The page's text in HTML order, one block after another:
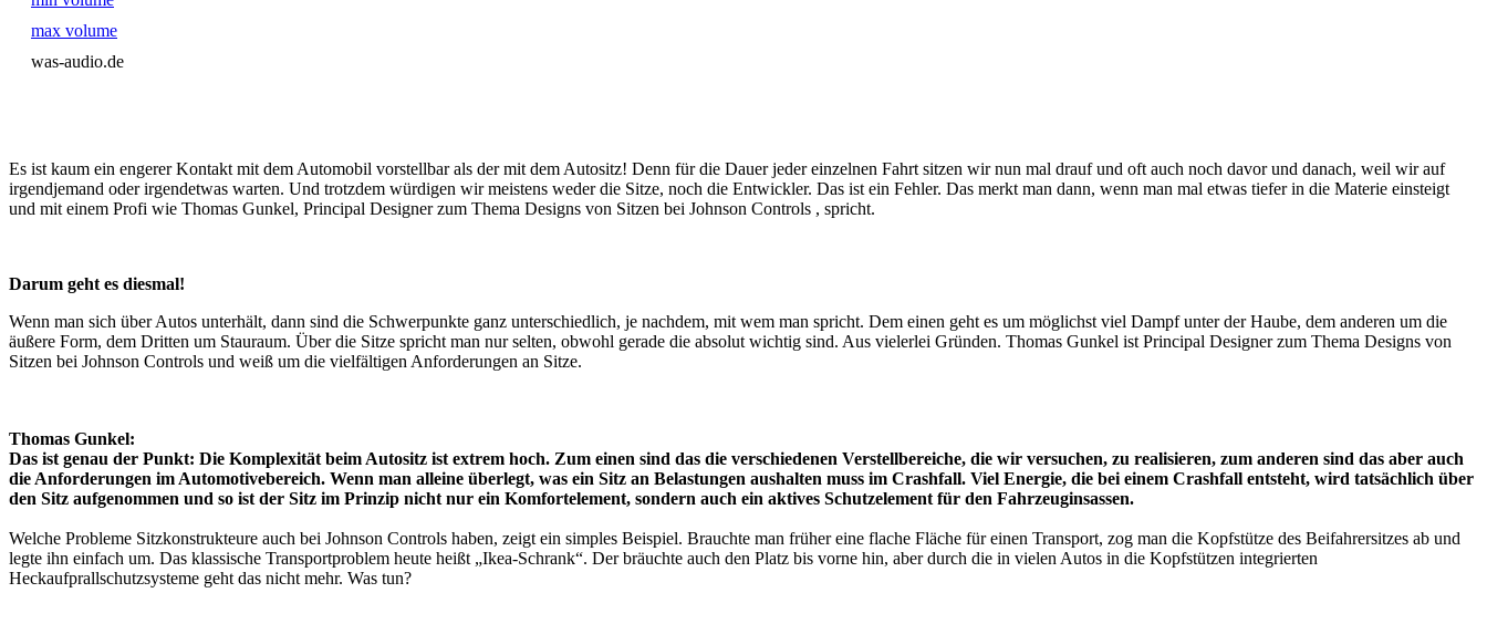
max volume
was-audio.de
Es ist kaum ein engerer Kontakt mit dem Automobil vorstellbar als der mit dem Autositz! Denn für die Dauer jeder einzelnen Fahrt sitzen wir nun mal drauf und oft auch noch davor und danach, weil wir auf
irgendjemand oder irgendetwas warten. Und trotzdem würdigen wir meistens weder die Sitze, noch die Entwickler. Das ist ein Fehler. Das merkt man dann, wenn man mal etwas tiefer in die Materie einsteigt
und mit einem Profi wie Thomas Gunkel, Principal Designer zum Thema Designs von Sitzen bei Johnson Controls , spricht.
Darum geht es diesmal!
Wenn man sich über Autos unterhält, dann sind die Schwerpunkte ganz unterschiedlich, je nachdem, mit wem man spricht. Dem einen geht es um möglichst viel Dampf unter der Haube, dem anderen um die
äußere Form, dem Dritten um Stauraum. Über die Sitze spricht man nur selten, obwohl gerade die absolut wichtig sind. Aus vielerlei Gründen. Thomas Gunkel ist Principal Designer zum Thema Designs von
Sitzen bei Johnson Controls und weiß um die vielfältigen Anforderungen an Sitze.
Thomas Gunkel:
Das ist genau der Punkt: Die Komplexität beim Autositz ist extrem hoch. Zum einen sind das die verschiedenen Verstellbereiche, die wir versuchen, zu realisieren, zum anderen sind das aber auch
die Anforderungen im Automotivebereich. Wenn man alleine überlegt, was ein Sitz an Belastungen aushalten muss im Crashfall. Viel Energie, die bei einem Crashfall entsteht, wird tatsächlich über
den Sitz aufgenommen und so ist der Sitz im Prinzip nicht nur ein Komfortelement, sondern auch ein aktives Schutzelement für den Fahrzeuginsassen.
Welche Probleme Sitzkonstrukteure auch bei Johnson Controls haben, zeigt ein simples Beispiel. Brauchte man früher eine flache Fläche für einen Transport, zog man die Kopfstütze des Beifahrersitzes ab und
legte ihn einfach um. Das klassische Transportproblem heute heißt „Ikea-Schrank“. Der bräuchte auch den Platz bis vorne hin, aber durch die in vielen Autos in die Kopfstützen integrierten
Heckaufprallschutzsysteme geht das nicht mehr. Was tun?